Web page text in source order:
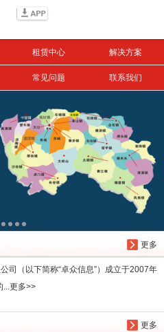
租赁中心 解决方案
常见问题 联系我们
更多
司（以下简称“卓众信息”）成立于2007年
...更多>>
更多
搜索